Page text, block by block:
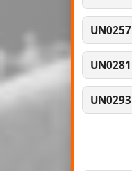
UN0257
UN0281
UN0293